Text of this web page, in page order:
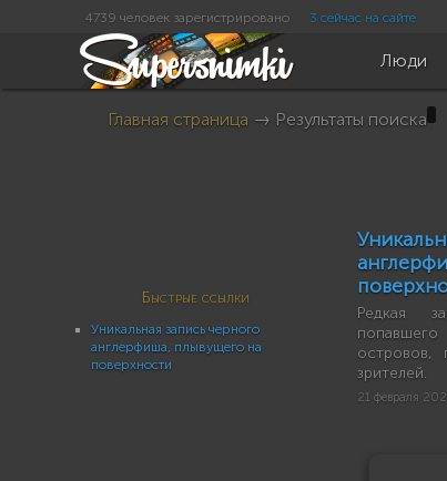
4739 человек зарегистрировано 3 сейчас на сайте
Люди
Главная страница → Результаты поиска
Быстрые ссылки
Уникальная запись черного
англерфиша, плывущего на
поверхности
Редкая
островов,
зрителей.
21 февраля